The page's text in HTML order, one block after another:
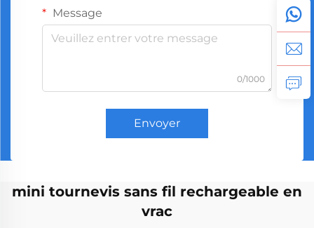
Message
0/1000
Envoyer
mini tournevis sans fil rechargeable en
vrac